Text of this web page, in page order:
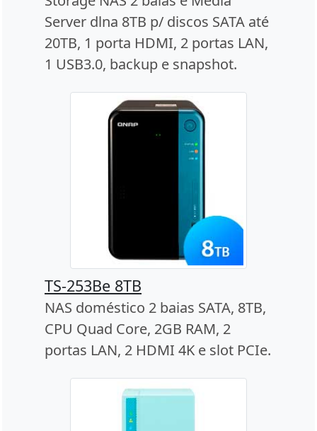
Server dlna 8TB p/ discos SATA até
20TB, 1 porta HDMI, 2 portas LAN,
1 USB3.0, backup e snapshot.
TS-253Be 8TB
NAS doméstico 2 baias SATA, 8TB,
CPU Quad Core, 2GB RAM, 2
portas LAN, 2 HDMI 4K e slot PCIe.